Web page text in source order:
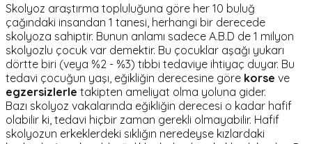
Skolyoz araştırma topluluğuna göre her 10 buluğ
çağındaki insandan 1 tanesi, herhangi bir derecede
skolyoza sahiptir. Bunun anlamı sadece A.B.D de 1 milyon
skolyozlu çocuk var demektir. Bu çocuklar aşağı yukarı
dörtte biri (veya %2 - %3) tıbbi tedaviye ihtiyaç duyar. Bu
tedavi çocuğun yaşı, eğikliğin derecesine göre korse ve
egzersizlerle takipten ameliyat olma yoluna gider.
Bazı skolyoz vakalarında eğikliğin derecesi o kadar hafif
olabilir ki, tedavi hiçbir zaman gerekli olmayabilir. Hafif
skolyozun erkeklerdeki sıklığın neredeyse kızlardaki